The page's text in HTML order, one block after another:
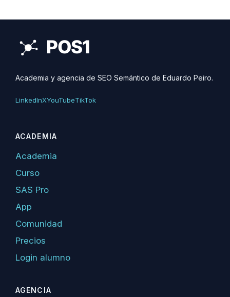
Academia y agencia de SEO Semántico de Eduardo Peiro.
LinkedInXYouTubeTikTok
ACADEMIA
Academia
Curso
SAS Pro
App
Comunidad
Precios
Login alumno
AGENCIA